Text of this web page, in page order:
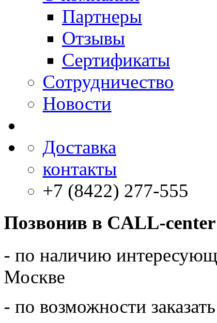
Партнеры
Отзывы
Сертификаты
Сотрудничество
Новости
Доставка
контакты
+7 (8422) 277-555
Позвонив в CALL-
- по наличию
Москве
- по возможности